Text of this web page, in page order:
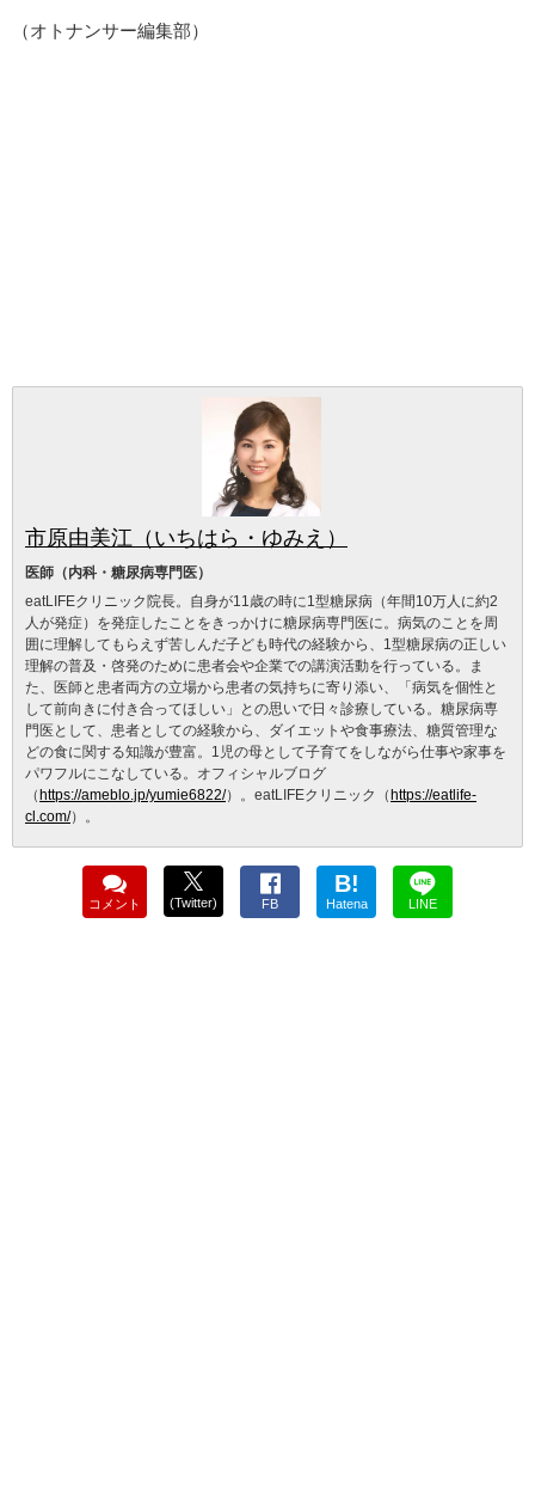
（オトナンサー編集部）
市原由美江（いちはら・ゆみえ）
医師（内科・糖尿病専門医）
eatLIFEクリニック院長。自身が11歳の時に1型糖尿病（年間10万人に約2
人が発症）を発症したことをきっかけに糖尿病専門医に。病気のことを周
囲に理解してもらえず苦しんだ子ども時代の経験から、1型糖尿病の正しい
理解の普及・啓発のために患者会や企業での講演活動を行っている。ま
た、医師と患者両方の立場から患者の気持ちに寄り添い、「病気を個性と
して前向きに付き合ってほしい」との思いで日々診療している。糖尿病専
門医として、患者としての経験から、ダイエットや食事療法、糖質管理な
どの食に関する知識が豊富。1児の母として子育てをしながら仕事や家事を
パワフルにこなしている。オフィシャルブログ
（ https://ameblo.jp/yumie6822/）。eatLIFEクリニック（ https://eatlife-
cl.com/）。
コメント (Twitter) FB
B!
Hatena LINE